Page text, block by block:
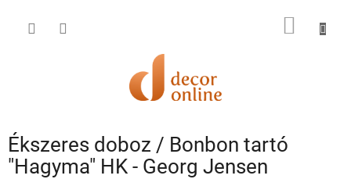
KOSÁR
Ékszeres doboz / Bonbon tartó
"Hagyma" HK - Georg Jensen